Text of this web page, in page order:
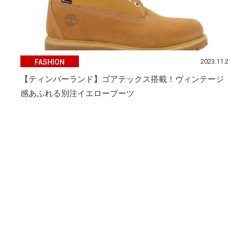
FASHION
【ティンバーランド】ゴアテックス搭載！ヴィンテージ
感あふれる別注イエローブーツ